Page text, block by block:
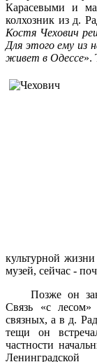
Карасевыми и
колхозник из д.
Костя Чехович
Для этого ему из
живет в Одессе».
культурной
музей, сейчас -
Позже он
Связь «с лесом»
связных, а в д.
тещи он
частности